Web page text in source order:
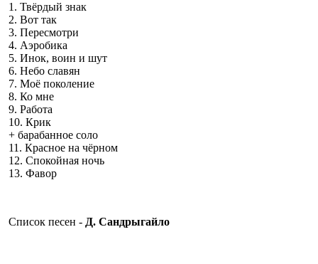
1. Твёрдый знак
2. Вот так
3. Пересмотри
4. Аэробика
5. Инок, воин и шут
6. Небо славян
7. Моё поколение
8. Ко мне
9. Работа
10. Крик
+ барабанное соло
11. Красное на чёрном
12. Спокойная ночь
13. Фавор
Список песен - Д. Сандрыгайло